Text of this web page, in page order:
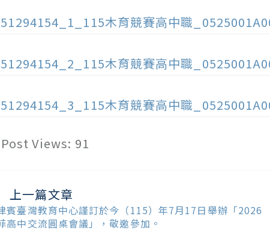
木育競賽高中職
木育競賽高中職
木育競賽高中職
Post Views: 91
上一篇文章
賓臺灣教育中心謹訂於今（115）年7月17日舉辦「2026
高中交流圓桌會議」，敬邀參加。